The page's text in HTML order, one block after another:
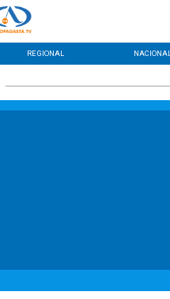
REGIONAL NACIONAL